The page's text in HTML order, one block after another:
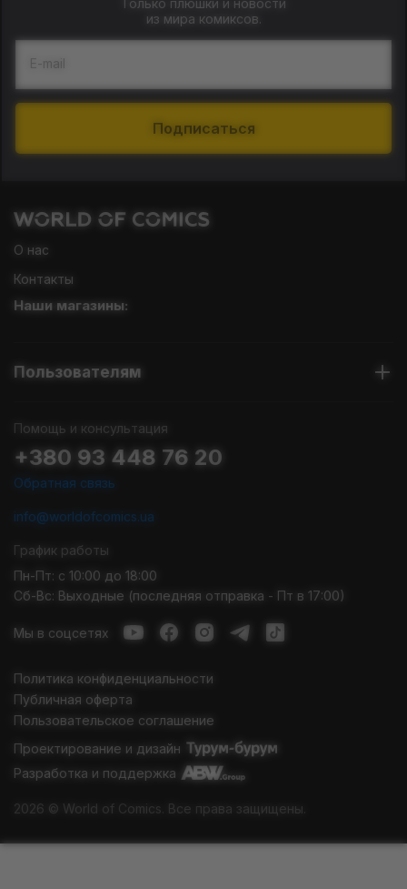
Только плюшки и новости
из мира комиксов.
E-mail
Подписаться
О нас
Контакты
Наши магазины:
Пользователям
Помощь и консультация
+380 93 448 76 20
Обратная связь
info@worldofcomics.ua
График работы
Пн-Пт: с 10:00 до 18:00
Сб-Вс: Выходные (последняя отправка - Пт в 17:00)
Мы в соцсетях
Политика конфиденциальности
Публичная оферта
Пользовательское соглашение
Проектирование и дизайн
Разработка и поддержка
2026 © World of Comics. Все права защищены.